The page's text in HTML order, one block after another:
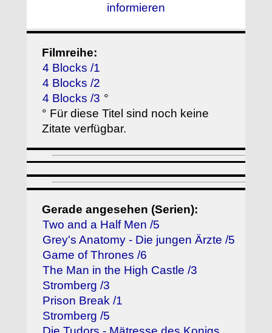
informieren
Filmreihe:
4 Blocks /1
4 Blocks /2
4 Blocks /3 °
° Für diese Titel sind noch keine
Zitate verfügbar.
Gerade angesehen (Serien):
Two and a Half Men /5
Grey's Anatomy - Die jungen Ärzte /5
Game of Thrones /6
The Man in the High Castle /3
Stromberg /3
Prison Break /1
Stromberg /5